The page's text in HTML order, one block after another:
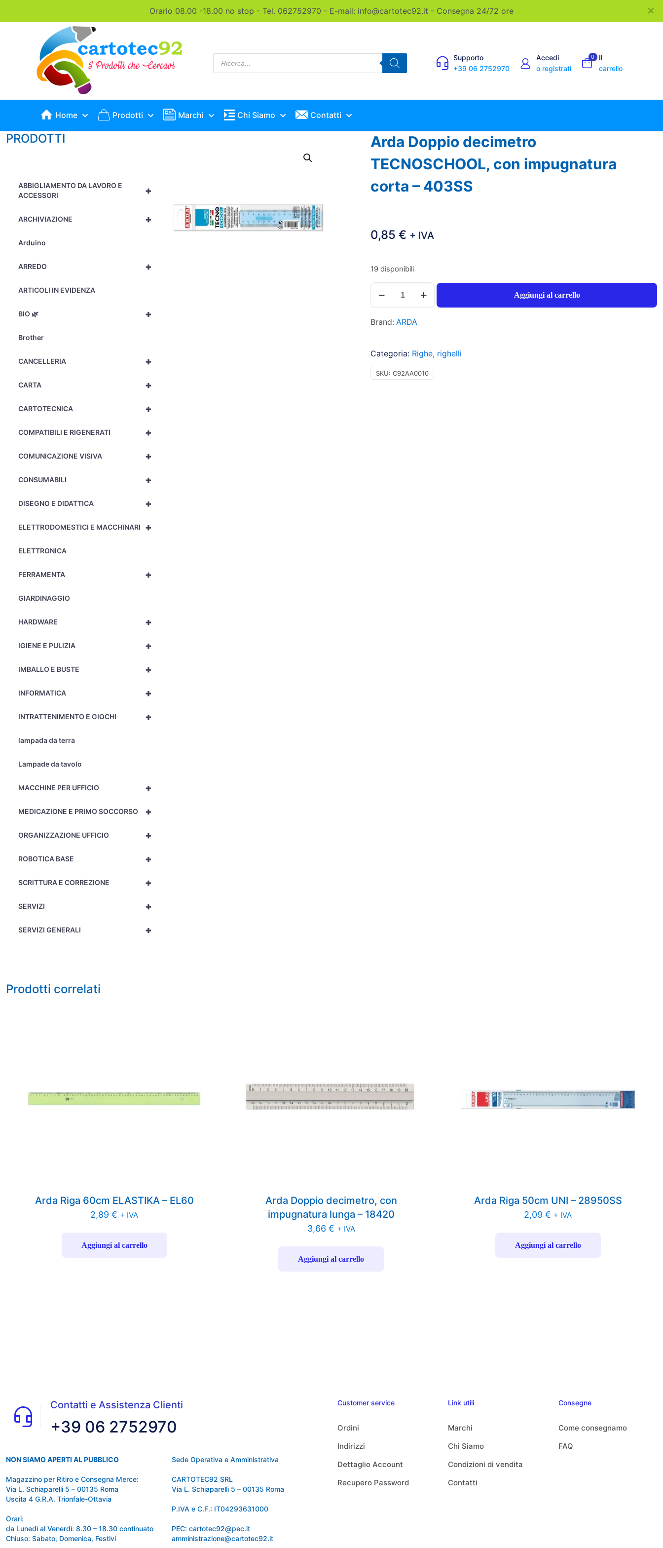
Orario 08.00 -18.00 no stop - Tel. 062752970 - E-mail: info@cartotec92.it - Consegna 24/72 ore ✕
Products
search
Supporto
+39 06 2752970
Accedi
o registrati
0
Il
carrello
Home Prodotti Marchi Chi Siamo Contatti
PRODOTTI
+
ABBIGLIAMENTO DA LAVORO E
ACCESSORI
+
ARCHIVIAZIONE
Arduino
+
ARREDO
ARTICOLI IN EVIDENZA
+
BIO 🌿
Brother
+
CANCELLERIA
+
CARTA
+
CARTOTECNICA
+
COMPATIBILI E RIGENERATI
+
COMUNICAZIONE VISIVA
+
CONSUMABILI
+
DISEGNO E DIDATTICA
+
ELETTRODOMESTICI E MACCHINARI
ELETTRONICA
+
FERRAMENTA
GIARDINAGGIO
+
HARDWARE
+
IGIENE E PULIZIA
+
IMBALLO E BUSTE
+
INFORMATICA
+
INTRATTENIMENTO E GIOCHI
lampada da terra
Lampade da tavolo
+
MACCHINE PER UFFICIO
+
MEDICAZIONE E PRIMO SOCCORSO
+
ORGANIZZAZIONE UFFICIO
+
ROBOTICA BASE
+
SCRITTURA E CORREZIONE
+
SERVIZI
+
SERVIZI GENERALI
Arda Doppio decimetro
TECNOSCHOOL, con impugnatura
corta – 403SS
0,85€ + IVA
19 disponibili
TECNOSCHOOL,
corta
-
403SS
Aggiungi al carrello
Brand: ARDA
Categoria: Righe, righelli
SKU:C92AA0010
Prodotti correlati
Arda Riga 60cm ELASTIKA – EL60
2,89€ + IVA
Aggiungi al carrello
Arda Doppio decimetro, con
impugnatura lunga – 18420
3,66 € + IVA
Aggiungi al carrello
Arda Riga 50cm UNI – 28950SS
2,09€ + IVA
Aggiungi al carrello
Contatti e Assistenza Clienti
+39 06 2752970
NON SIAMO APERTI AL PUBBLICO
Magazzino per Ritiro e Consegna Merce:
Via L. Schiaparelli 5 – 00135 Roma
Uscita 4 G.R.A. Trionfale-Ottavia
Orari:
da Lunedì al Venerdì: 8.30 – 18.30 continuato
Chiuso: Sabato, Domenica, Festivi
Sede Operativa e Amministrativa
CARTOTEC92 SRL
Via L. Schiaparelli 5 – 00135 Roma
P.IVA e C.F.: IT04293631000
PEC: cartotec92@pec.it
amministrazione@cartotec92.it
Customer service
Ordini
Indirizzi
Dettaglio Account
Recupero Password
Link utili
Marchi
Chi Siamo
Condizioni di vendita
Contatti
Consegne
Come consegnamo
FAQ